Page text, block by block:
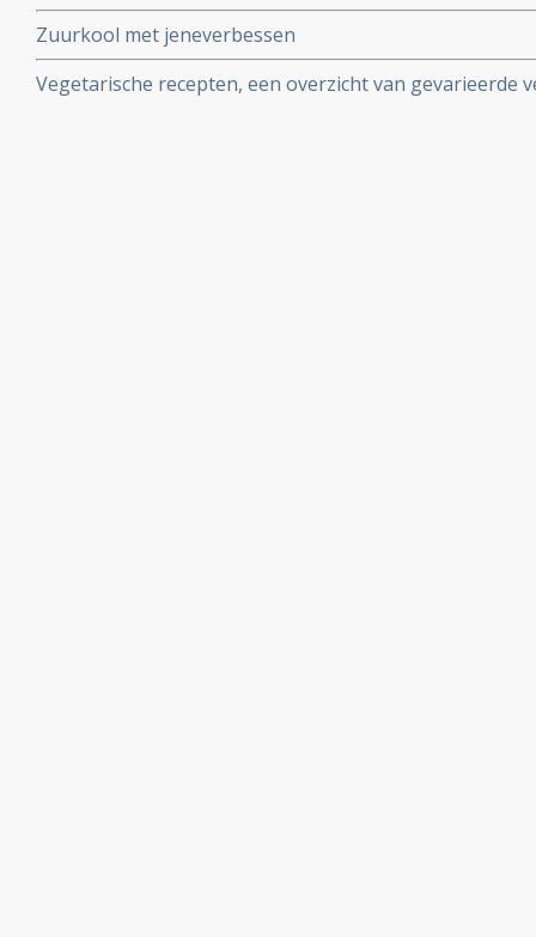
Zuurkool met jeneverbessen
Vegetarische recepten, een overzicht van gevarieerde